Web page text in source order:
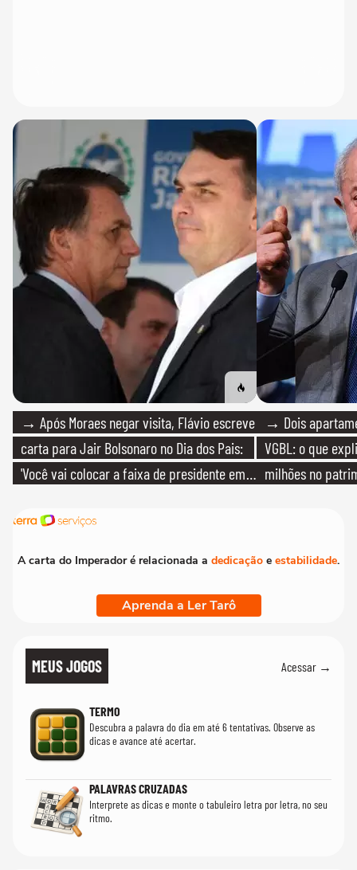
→ Após Moraes negar visita, Flávio escreve
carta para Jair Bolsonaro no Dia dos Pais:
'Você vai colocar a faixa de presidente em
→ Dois
VGBL: o que
milhões no
A carta do Imperador é relacionada a dedicação e estabilidade.
Aprenda a Ler Tarô
MEUS JOGOS Acessar →
TERMO
Descubra a palavra do dia em até 6 tentativas. Observe as
dicas e avance até acertar.
PALAVRAS CRUZADAS
Interprete as dicas e monte o tabuleiro letra por letra, no seu
ritmo.